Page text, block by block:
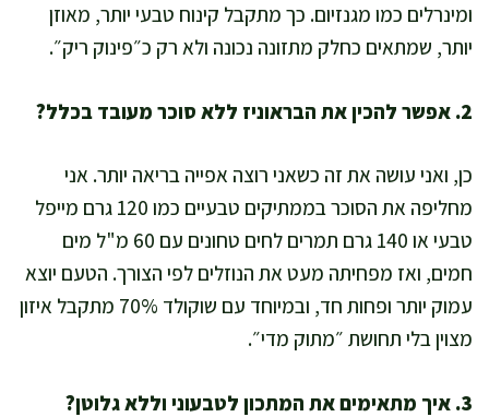
ומינרלים כמו מגנזיום. כך מתקבל קינוח טבעי יותר, מאוזן
יותר, שמתאים כחלק מתזונה נכונה ולא רק כ״פינוק ריק״.
2. אפשר להכין את הבראוניז ללא סוכר מעובד בכלל?
כן, ואני עושה את זה כשאני רוצה אפייה בריאה יותר. אני
מחליפה את הסוכר בממתיקים טבעיים כמו 120 גרם מייפל
טבעי או 140 גרם תמרים לחים טחונים עם 60 מ"ל מים
חמים, ואז מפחיתה מעט את הנוזלים לפי הצורך. הטעם יוצא
עמוק יותר ופחות חד, ובמיוחד עם שוקולד 70% מתקבל איזון
מצוין בלי תחושת ״מתוק מדי״.
3. איך מתאימים את המתכון לטבעוני וללא גלוטן?